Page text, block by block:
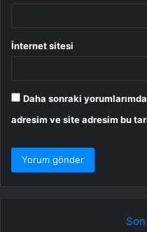
İnternet sitesi
Daha sonraki
adresim ve site adresim bu